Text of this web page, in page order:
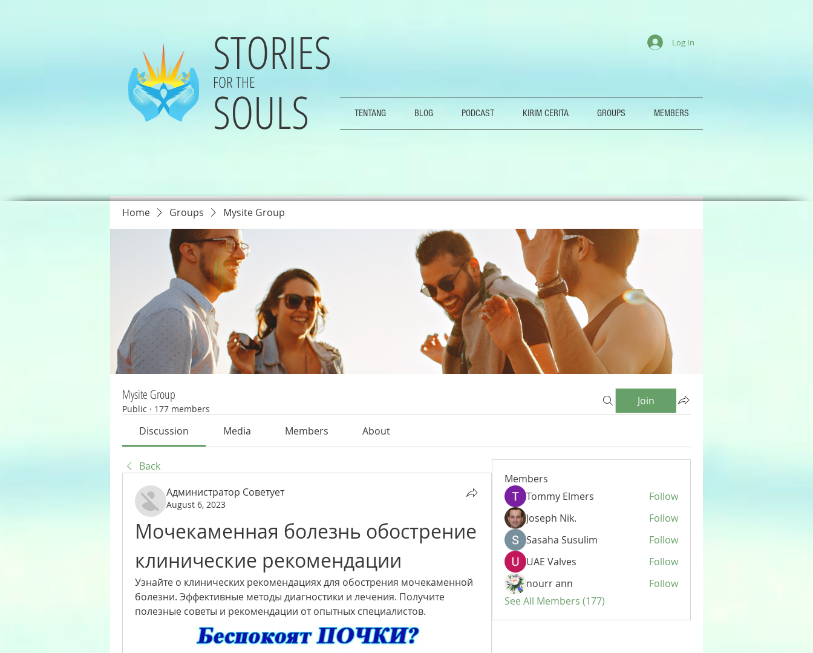
STORIES
FOR THE
SOULS TENTANG BLOG PODCAST KIRIM CERITA GROUPS MEMBERS
Log In
Home Groups Mysite Group
Mysite Group
Public · 177 members
Join
Discussion Media Members About
Back
Администратор Советует
August 6, 2023
Мочекаменная болезнь обострение
клинические рекомендации
Узнайте о клинических рекомендациях для обострения мочекаменной
болезни. Эффективные методы диагностики и лечения. Получите
полезные советы и рекомендации от опытных специалистов.
Members
Tommy Elmers
Follow
Joseph Nik.
Follow
Sasaha Susulim
Follow
UAE Valves
Follow
nourr ann
Follow
See All Members (177)